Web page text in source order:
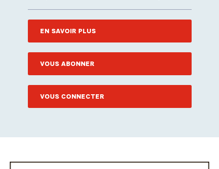
EN SAVOIR PLUS
VOUS ABONNER
VOUS CONNECTER